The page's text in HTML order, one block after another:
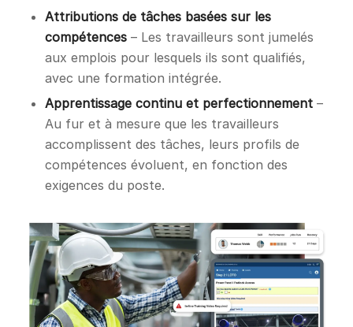
Attributions de tâches basées sur les
compétences– Les travailleurs sont jumelés
aux emplois pour lesquels ils sont qualifiés,
avec une formation intégrée.
Apprentissage continu et perfectionnement–
Au fur et à mesure que les travailleurs
accomplissent des tâches, leurs profils de
compétences évoluent, en fonction des
exigences du poste.